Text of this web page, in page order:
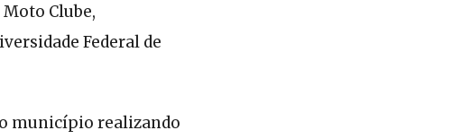
Clube,
Federal de
município realizando